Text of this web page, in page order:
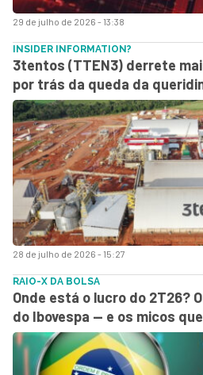
29 de julho de 2026 - 13:38
28 de julho de 2026 - 15:27
INSIDER INFORMATION?
3tentos (TTEN3) derrete
por trás da queda da
RAIO-X DA BOLSA
Onde está o lucro do 2T26?
do Ibovespa — e os micos